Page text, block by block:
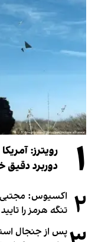
۱
رویترز:
دوربرد دقیق
۲ اکسیوس: مجتبی
تنگه هرمز را
پس از جنجال